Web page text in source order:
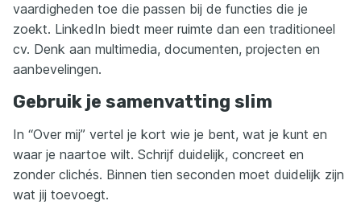
vaardigheden toe die passen bij de functies die je
zoekt. LinkedIn biedt meer ruimte dan een traditioneel
cv. Denk aan multimedia, documenten, projecten en
aanbevelingen.
Gebruik je samenvatting slim
In “Over mij” vertel je kort wie je bent, wat je kunt en
waar je naartoe wilt. Schrijf duidelijk, concreet en
zonder clichés. Binnen tien seconden moet duidelijk zijn
wat jij toevoegt.